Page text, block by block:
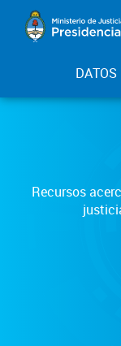
DATOS
Recursos